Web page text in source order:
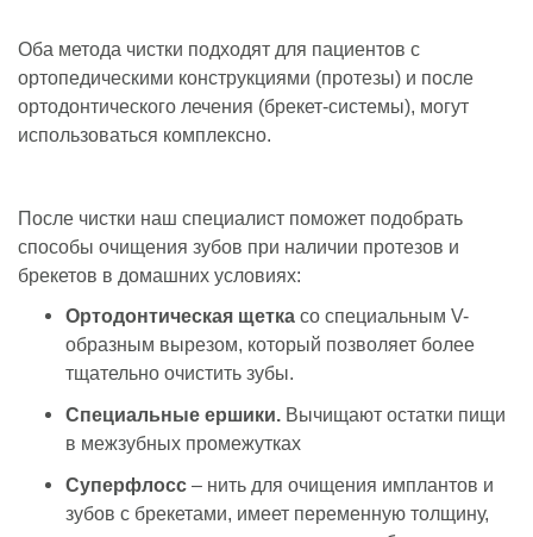
Оба метода чистки подходят для пациентов с
ортопедическими конструкциями (протезы) и после
ортодонтического лечения (брекет-системы), могут
использоваться комплексно.
После чистки наш специалист поможет подобрать
способы очищения зубов при наличии протезов и
брекетов в домашних условиях:
Ортодонтическая щетка со специальным V-
образным вырезом, который позволяет более
тщательно очистить зубы.
Специальные ершики. Вычищают остатки пищи
в межзубных промежутках
Суперфлосс – нить для очищения имплантов и
зубов с брекетами, имеет переменную толщину,